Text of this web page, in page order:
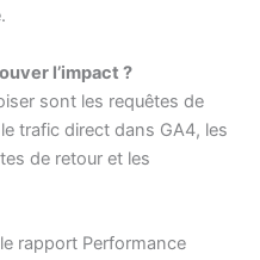
l’impact ?
sont les requêtes de
trafic direct dans GA4, les
de retour et les
rapport Performance